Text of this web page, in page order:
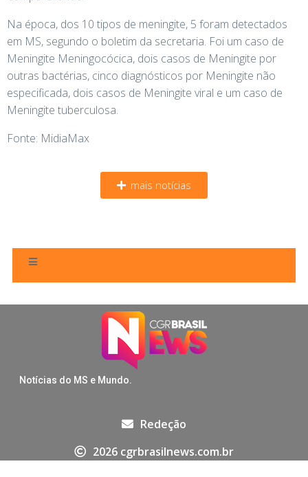
Na época, dos 10 tipos de meningite, 5 foram detectados
em MS, segundo o boletim da secretaria. Foi um caso de
Meningite Meningocócica, dois casos de Meningite por
outras bactérias, cinco diagnósticos por Meningite não
especificada, dois casos de Meningite viral e um caso de
Meningite tuberculosa.
Fonte: MidiaMax
mais notícias
Notícias do MS e Mundo.
Redeção
2026 cgrbrasilnews.com.br